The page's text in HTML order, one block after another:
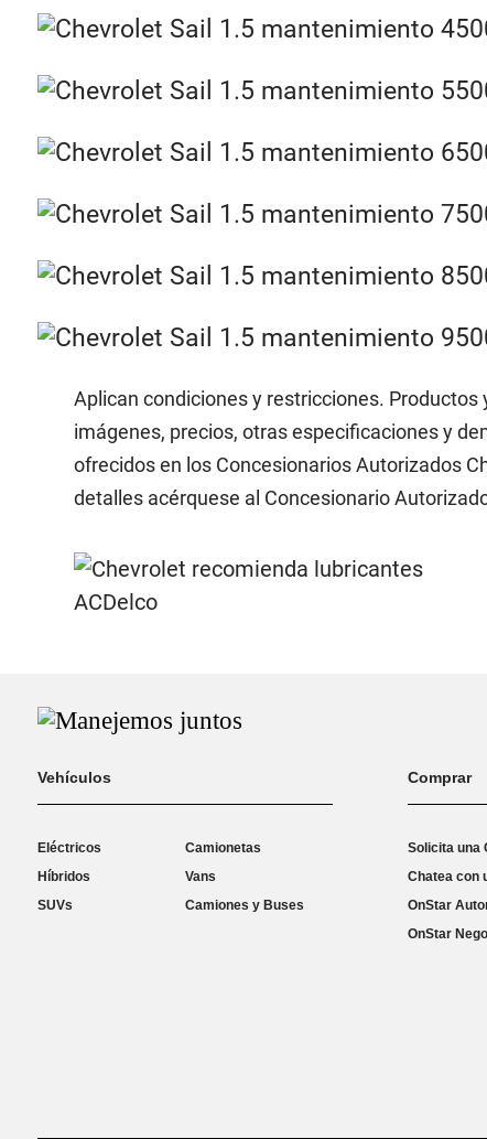
Aplican condiciones y restricciones.
imágenes, precios, otras especificaciones y
ofrecidos en los Concesionarios Autorizados
detalles acérquese al Concesionario